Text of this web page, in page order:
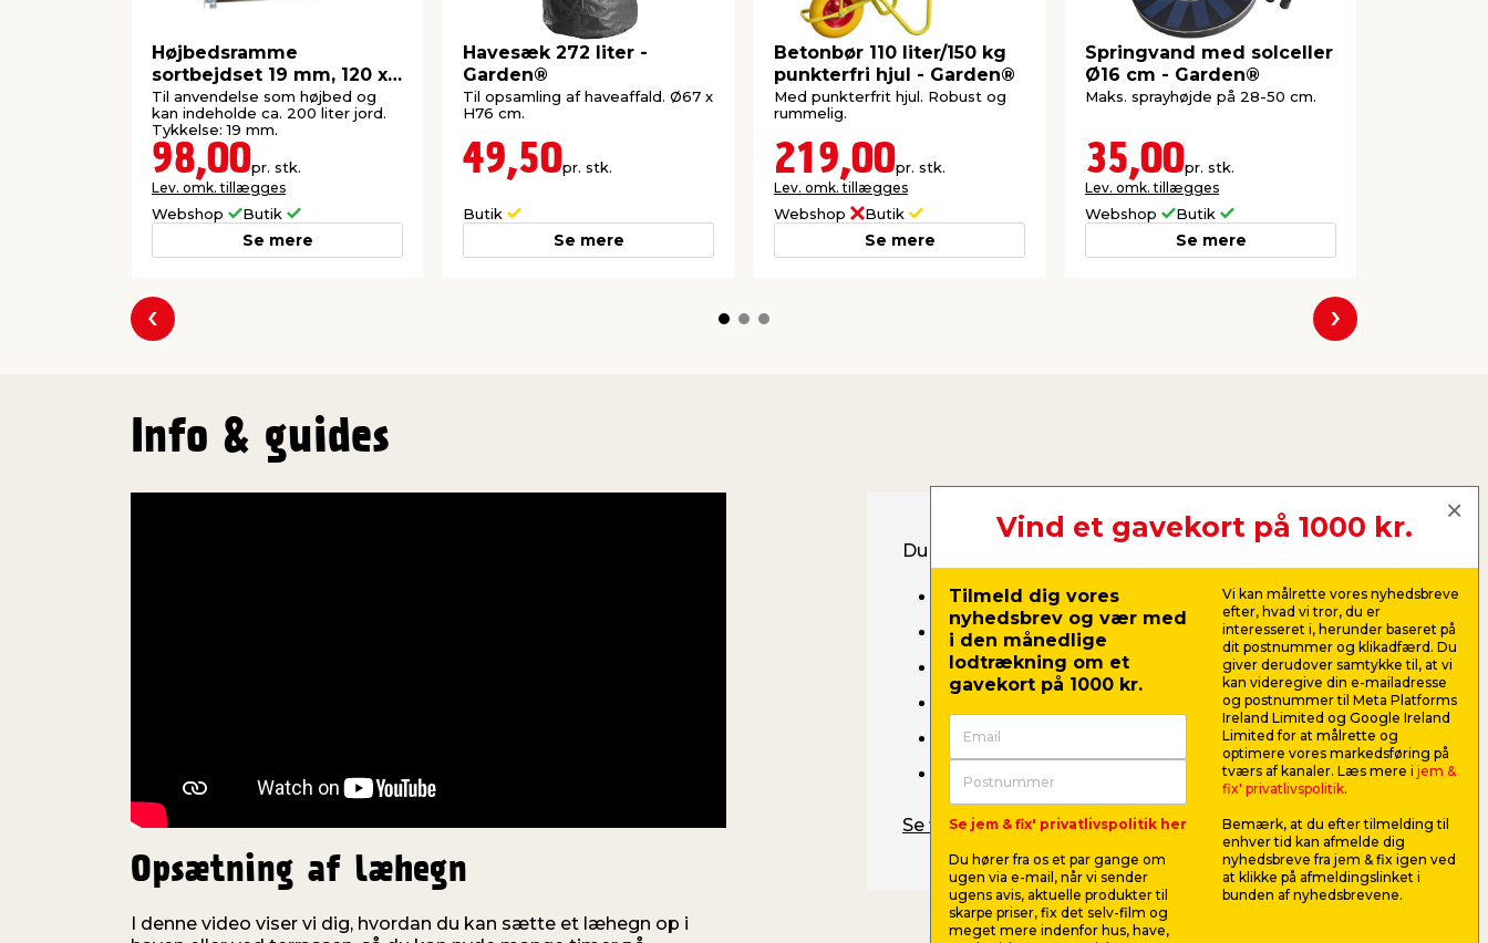
Højbedsramme
sortbejdset 19 mm, 120 x
80 x 20 cm
Til anvendelse som højbed og
kan indeholde ca. 200 liter jord.
Tykkelse: 19 mm.
98,00pr. stk.
Lev. omk. tillægges
Webshop Butik
Se mere
Havesæk 272 liter -
Garden®
Til opsamling af haveaffald. Ø67 x
H76 cm.
49,50pr. stk.
Butik
Se mere
Betonbør 110 liter/150 kg
punkterfri hjul - Garden®
Med punkterfrit hjul. Robust og
rummelig.
219,00pr. stk.
Lev. omk. tillægges
Webshop Butik
Se mere
Springvand med solceller
Ø16 cm - Garden®
Maks. sprayhøjde på 28-50 cm.
35,00pr. stk.
Lev. omk. tillægges
Webshop Butik
Se mere
Forrige Næste
Info & guides
Opsætning af læhegn
I denne video viser vi dig, hvordan du kan sætte et læhegn op i
Du skal bruge:
Hegnselement
Stakitholdere
Multistolpe
Støbemix
Bore- & skruemaskine
Se filmen og hele materialelisten her
Vind et gavekort på 1000 kr.
Tilmeld dig vores
nyhedsbrev og vær med
i den månedlige
lodtrækning om et
gavekort på 1000 kr.
Se jem & fix' privatlivspolitik her
Du hører fra os et par gange om
ugen via e-mail, når vi sender
ugens avis, aktuelle produkter til
skarpe priser, fix det selv-film og
meget mere indenfor hus, have,
Vi kan målrette vores nyhedsbreve
efter, hvad vi tror, du er
interesseret i, herunder baseret på
dit postnummer og klikadfærd. Du
giver derudover samtykke til, at vi
kan videregive din e-mailadresse
og postnummer til Meta Platforms
Ireland Limited og Google Ireland
Limited for at målrette og
optimere vores markedsføring på
tværs af kanaler. Læs mere i jem &
fix' privatlivspolitik.
Bemærk, at du efter tilmelding til
enhver tid kan afmelde dig
nyhedsbreve fra jem & fix igen ved
at klikke på afmeldingslinket i
bunden af nyhedsbrevene.